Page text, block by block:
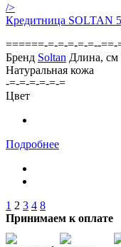
/>
Кредитница SOLTAN
======-=-=-=-=-=--==-
Бренд Soltan Длина, см
Натуральная кожа
-=-=-=-=-=-=
Цвет
Подробнее
1 2 3 4 8
Принимаем к оплате